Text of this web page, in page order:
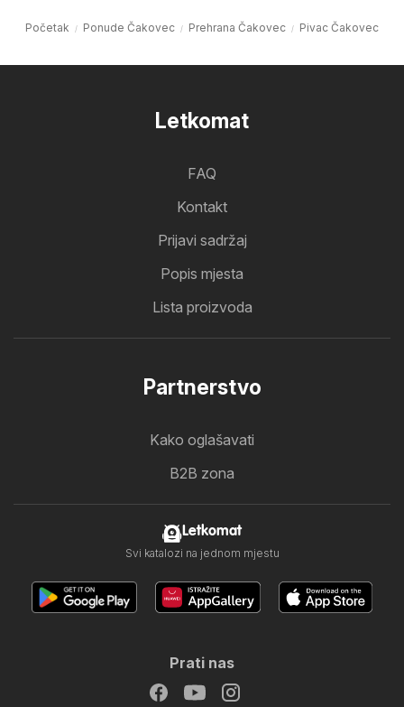
Početak Ponude Čakovec Prehrana Čakovec Pivac Čakovec
Letkomat
FAQ
Kontakt
Prijavi sadržaj
Popis mjesta
Lista proizvoda
Partnerstvo
Kako oglašavati
B2B zona
Letkomat
Svi katalozi na jednom mjestu
Prati nas